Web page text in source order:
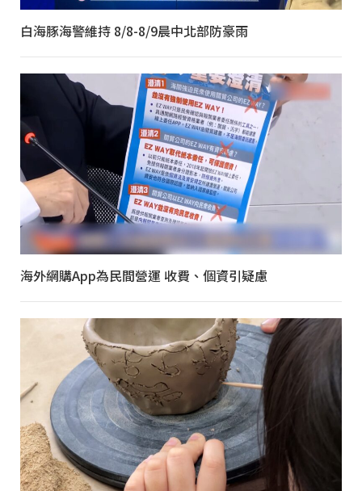
白海豚海警維持 8/8-8/9晨中北部防豪雨
海外網購App為民間營運 收費、個資引疑慮